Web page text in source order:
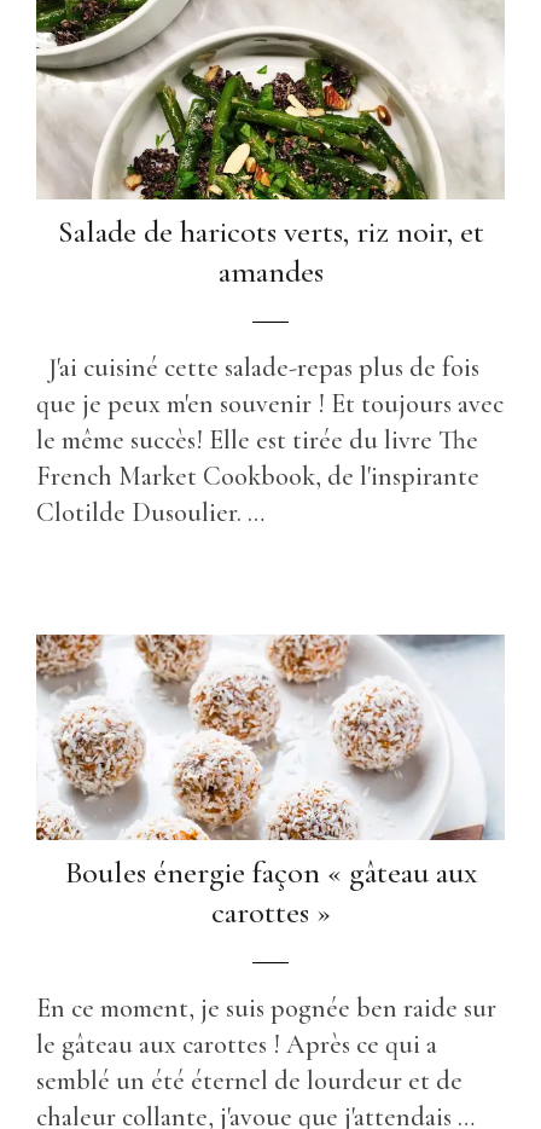
Salade de haricots verts, riz noir, et
amandes
J'ai cuisiné cette salade-repas plus de fois
que je peux m'en souvenir ! Et toujours avec
le même succès! Elle est tirée du livre The
French Market Cookbook, de l'inspirante
Clotilde Dusoulier. …
Boules énergie façon « gâteau aux
carottes »
En ce moment, je suis pognée ben raide sur
le gâteau aux carottes ! Après ce qui a
semblé un été éternel de lourdeur et de
chaleur collante, j'avoue que j'attendais …